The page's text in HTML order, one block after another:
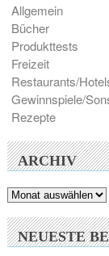
Allgemein
Bücher
Produkttests
Freizeit
Restaurants/
Gewinnspiele/
Rezepte
ARCHIV
Archiv
NEUESTE